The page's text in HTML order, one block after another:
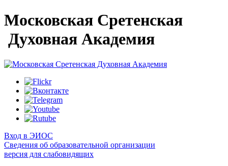
Московская Сретенская
Духовная Академия
Вход в ЭИОС
Сведения об образовательной организации
версия для слабовидящих